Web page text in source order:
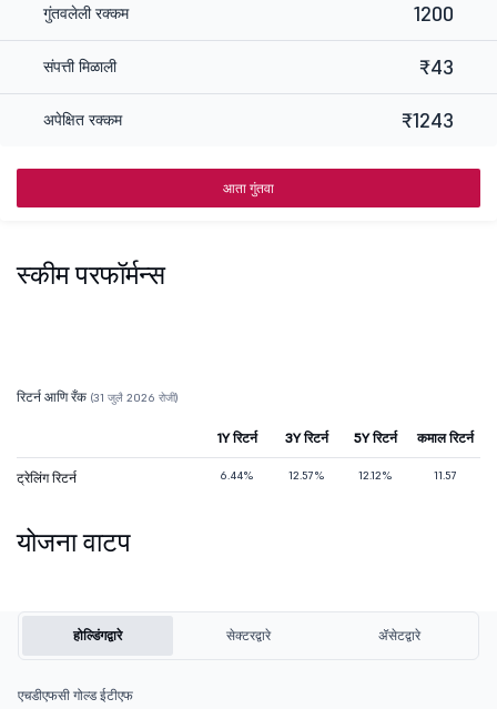
गुंतवलेली रक्कम 1200
संपत्ती मिळाली ₹43
अपेक्षित रक्कम ₹1243
आता गुंतवा
स्कीम परफॉर्मन्स
रिटर्न आणि रँक (31 जुलै 2026 रोजी)
1Y रिटर्न 3Y रिटर्न 5Y रिटर्न कमाल रिटर्न
ट्रेलिंग रिटर्न 6.44% 12.57% 12.12% 11.57
योजना वाटप
होल्डिंगद्वारे सेक्टरद्वारे ॲसेटद्वारे
एचडीएफसी गोल्ड ईटीएफ